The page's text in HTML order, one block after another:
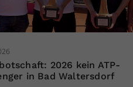
2026 kein ATP-
in Bad Waltersdorf